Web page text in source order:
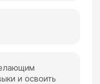
и освоить